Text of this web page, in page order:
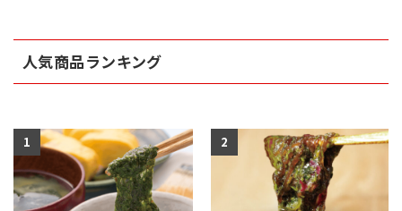
人気商品ランキング
1 2